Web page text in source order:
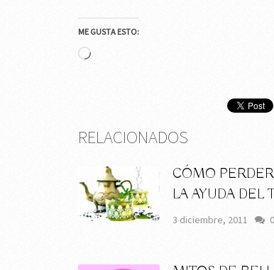
ME GUSTA ESTO:
Cargando...
RELACIONADOS
CÓMO
LA AYUDA DEL
3 diciembre, 2011